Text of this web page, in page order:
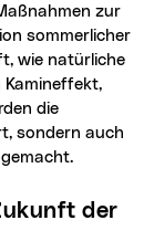
sommerlicher
wie natürliche
Kamineffekt,
die
sondern auch